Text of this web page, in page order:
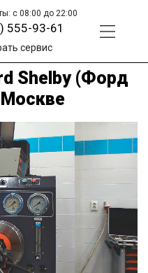
с 08:00 до 22:00
555-93-61
сервис
Shelby (Форд